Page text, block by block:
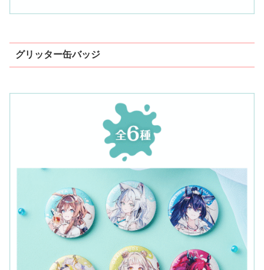
グリッター缶バッジ